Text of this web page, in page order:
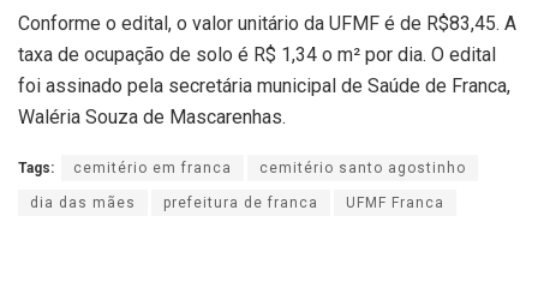
Conforme o edital, o valor unitário da UFMF é de R$83,45. A
taxa de ocupação de solo é R$ 1,34 o m² por dia. O edital
foi assinado pela secretária municipal de Saúde de Franca,
Waléria Souza de Mascarenhas.
Tags: cemitério em franca cemitério santo agostinho
dia das mães prefeitura de franca UFMF Franca